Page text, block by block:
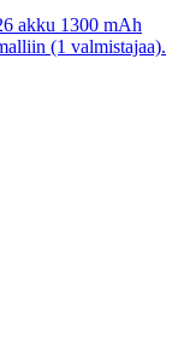
akku 1300 mAh
(1 valmistajaa).